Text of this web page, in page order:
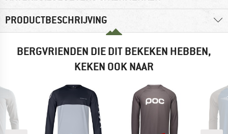
PRODUCTBESCHRIJVING
BERGVRIENDEN DIE DIT BEKEKEN HEBBEN,
KEKEN OOK NAAR